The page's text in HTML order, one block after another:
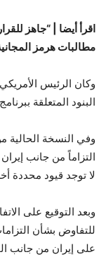
اقرأ أيضا | “جاهز
مطالبات هرمز
وكان الرئيس
البنود المتعلقة
وفي النسخة الحالية
التزاماً من جانب
لا توجد قيود محددة
وبعد التوقيع على
للتفاوض بشأن
على إيران من جانب